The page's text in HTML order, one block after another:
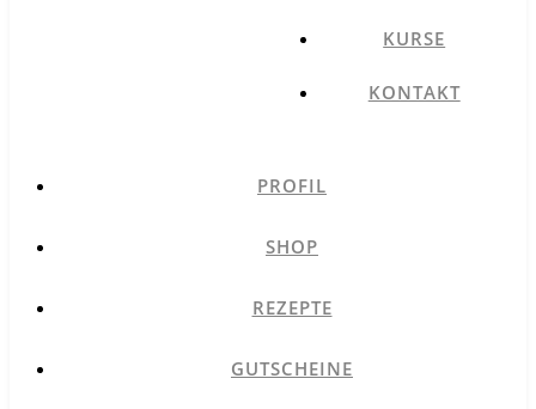
KURSE
KONTAKT
PROFIL
SHOP
REZEPTE
GUTSCHEINE